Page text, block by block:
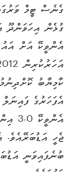
ގެނެސް ޓީމް
ގުޅެން އިހަވަންދޫ
އެންވީކޭ އަށް
ކާމިޔާބު
އެފަހަރުގެ
ޖެހީ
ބުނެފައިވަނީ